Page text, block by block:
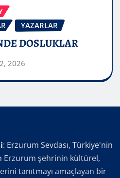
YAZARLAR
DOSLUKLAR
2026
: Erzurum Sevdası, Türkiye'nin
Erzurum şehrinin kültürel,
tanıtmayı amaçlayan bir